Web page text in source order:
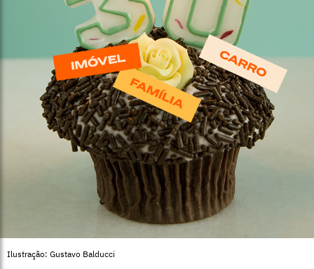
Ilustração: Gustavo Balducci